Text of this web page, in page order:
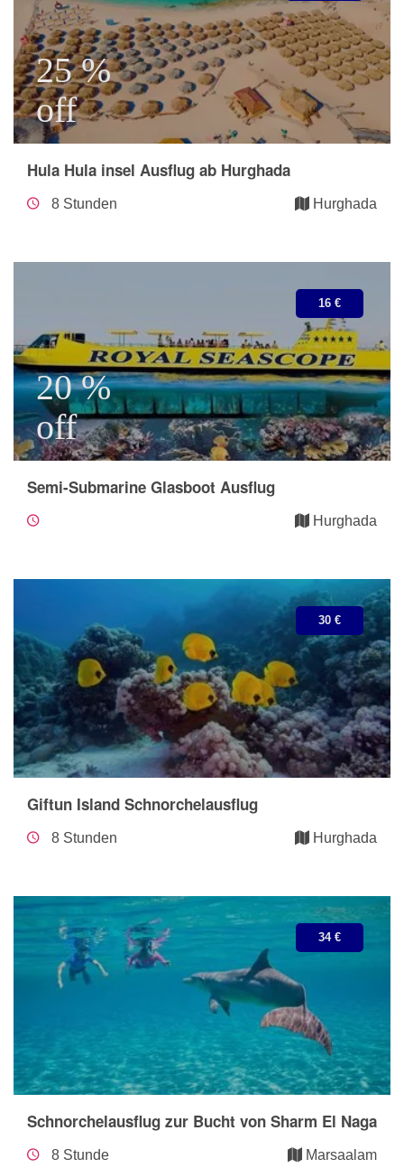
25 %
off
Hula Hula insel Ausflug ab Hurghada
8 Stunden Hurghada
16 €
20 %
off
Semi-Submarine Glasboot Ausflug
Hurghada
30 €
Giftun Island Schnorchelausflug
8 Stunden Hurghada
34 €
Schnorchelausflug zur Bucht von Sharm El Naga
8 Stunde Marsaalam